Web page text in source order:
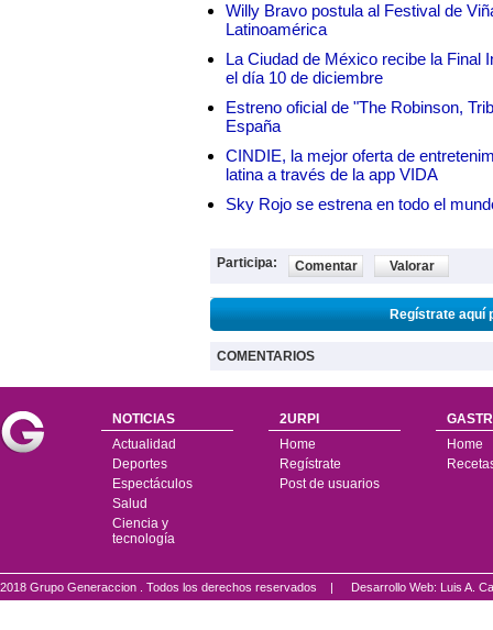
Willy Bravo postula al Festival de
Latinoamérica
La Ciudad de México recibe la Final
el día 10 de diciembre
Estreno oficial de "The Robinson,
España
CINDIE, la mejor oferta de
latina a través de la app VIDA
Sky Rojo se estrena en todo el
Participa: Comentar Valorar
Regístrate aquí
COMENTARIOS
NOTICIAS
Actualidad
Deportes
Espectáculos
Salud
Ciencia y
tecnología
2URPI
Home
Regístrate
Post de usuarios
Home
2018 Grupo Generaccion . Todos los derechos reservados | Desarrollo Web: Luis